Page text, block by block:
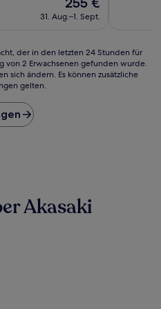
Preis
beträgt
31. Aug.–1. Sept.
der in den letzten 24 Stunden für
von 2 Erwachsenen gefunden wurde.
sich ändern. Es können zusätzliche
gelten.
Akasaki